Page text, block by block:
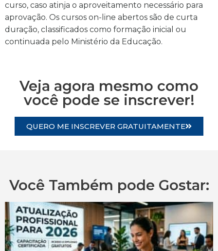
curso, caso atinja o aproveitamento necessário para
aprovação. Os cursos on-line abertos são de curta
duração, classificados como formação inicial ou
continuada pelo Ministério da Educação.
Veja agora mesmo como
você pode se inscrever!
QUERO ME INSCREVER GRATUITAMENTE
Você Também pode Gostar: